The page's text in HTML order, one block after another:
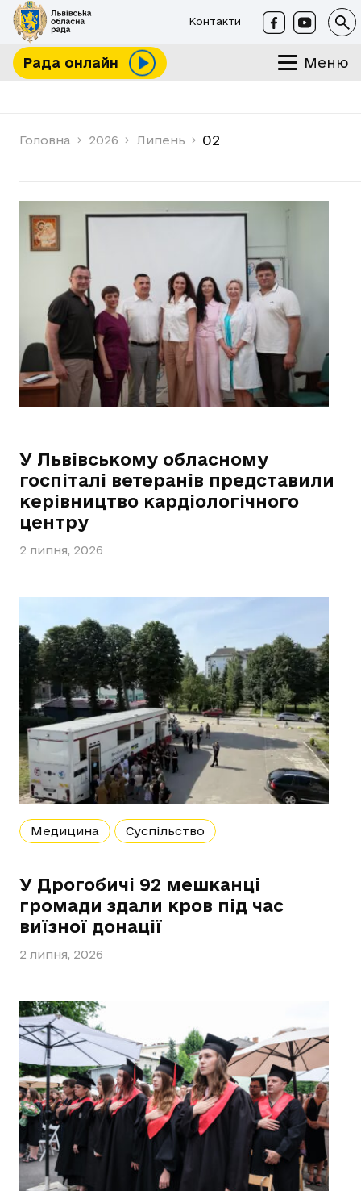
Контакти
Рада онлайн Меню
Головна 2026 Липень 02
У Львівському обласному
госпіталі ветеранів представили
керівництво кардіологічного
центру
2 липня, 2026
Медицина Суспільство
У Дрогобичі 92 мешканці
громади здали кров під час
виїзної донації
2 липня, 2026